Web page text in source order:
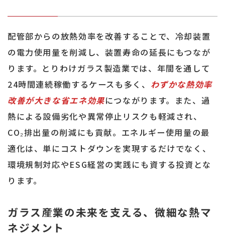
配管部からの放熱効率を改善することで、冷却装置
の電力使用量を削減し、装置寿命の延長にもつなが
ります。とりわけガラス製造業では、年間を通して
24時間連続稼働するケースも多く、 わずかな熱効率
改善が大きな省エネ効果につながります。また、過
熱による設備劣化や異常停止リスクも軽減され、
CO₂排出量の削減にも貢献。エネルギー使用量の最
適化は、単にコストダウンを実現するだけでなく、
環境規制対応やESG経営の実践にも資する投資とな
ります。
ガラス産業の未来を支える、微細な熱マ
ネジメント